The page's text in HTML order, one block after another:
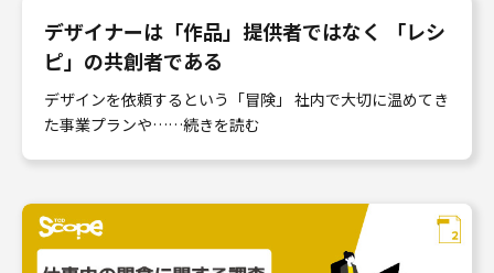
デザイナーは「作品」提供者ではなく 「レシ
ピ」の共創者である
デザインを依頼するという「冒険」 社内で大切に温めてき
た事業プランや……続きを読む